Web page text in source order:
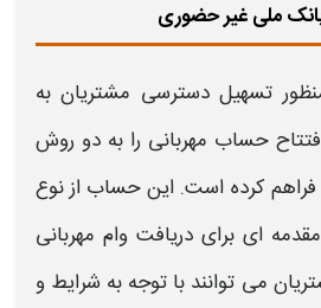
ملی غیر حضوری
تسهیل دسترسی مشتریان به
حساب مهربانی را به دو روش
کرده است. این حساب از نوع
ای برای دریافت وام مهربانی
می‌ توانند با توجه به شرایط و